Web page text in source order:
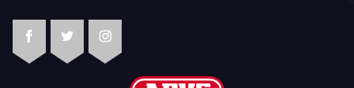
FacebookTwitterInstagram